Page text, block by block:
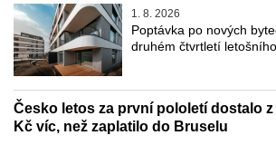
1. 8. 2026
Poptávka po nových
druhém čtvrtletí
Česko letos za první pololetí dostalo z
Kč víc, než zaplatilo do Bruselu